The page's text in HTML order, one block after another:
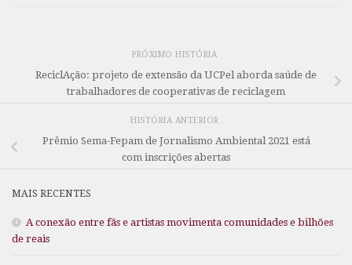
PRÓXIMO HISTÓRIA
ReciclAção: projeto de extensão da UCPel aborda saúde de
trabalhadores de cooperativas de reciclagem
HISTÓRIA ANTERIOR
Prêmio Sema-Fepam de Jornalismo Ambiental 2021 está
com inscrições abertas
MAIS RECENTES
A conexão entre fãs e artistas movimenta comunidades e bilhões
de reais